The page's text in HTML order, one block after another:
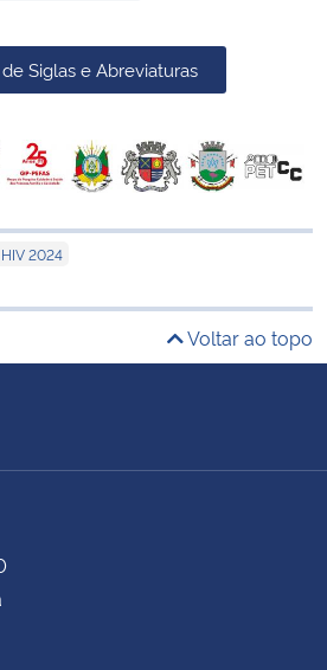
Siglas e Abreviaturas
HIV 2024
Voltar ao topo